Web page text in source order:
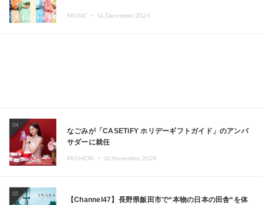
MUSIC ・ 16.December.2024
04
なごみが「CASETiFY ホリデーギフトガイド」のアンバ
サダーに就任
FASHION ・ 26.November.2024
05
【Channel47】長野県飯田市で“本物の日本の田舎“を体